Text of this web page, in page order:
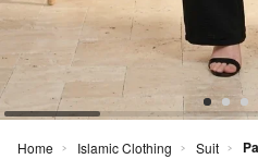
Home > Islamic Clothing > Suit >